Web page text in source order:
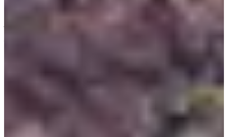
Ilchulbong. Ngoài ra nếu đến Udo, nhớ ghé qua bãi biển
Rhodolith với bãi cát trắng cùng màu nước lục bảo thường
xuyên xuất hiện trong các bộ phim Hàn Quốc. Đảo Udo còn có